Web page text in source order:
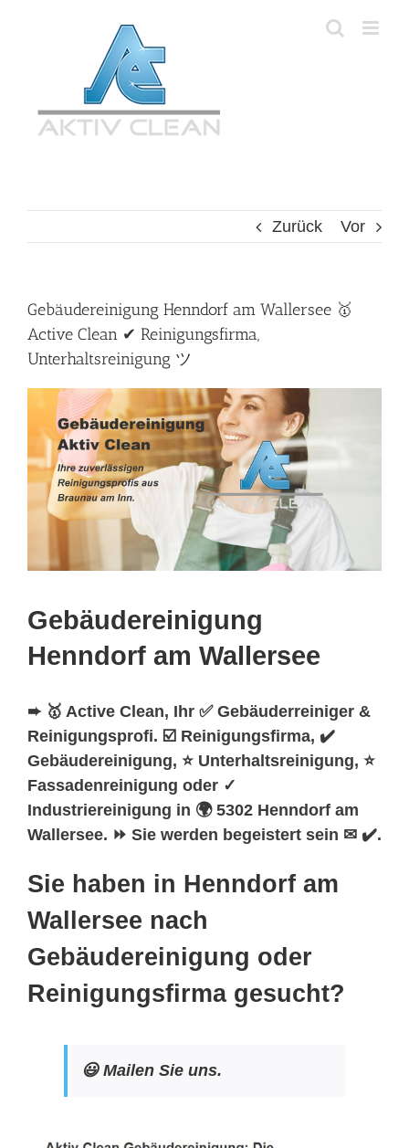
Zurück Vor
Gebäudereinigung Henndorf am Wallersee 🥇
Active Clean ✔ Reinigungsfirma,
Unterhaltsreinigung ツ
Gebäudereinigung
Henndorf am Wallersee
➨ 🥇 Active Clean, Ihr ✅ Gebäuderreiniger &
Reinigungsprofi. ☑️ Reinigungsfirma, ✔️
Gebäudereinigung, ⭐ Unterhaltsreinigung, ⭐
Fassadenreinigung oder ✓
Industriereinigung in 🌍 5302 Henndorf am
Wallersee. ⏩ Sie werden begeistert sein ✉ ✔️.
Sie haben in Henndorf am
Wallersee nach
Gebäudereinigung oder
Reinigungsfirma gesucht?
😃 Mailen Sie uns.